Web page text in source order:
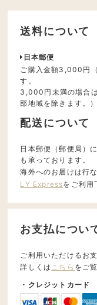
送料について
日本郵便
ご購入金額3,000円
す。
3,000円未満の場合
部地域を除きます。）
配送について
日本郵便（郵便局）
も承っております。
海外へのお届けは行
LY Expressをご利用
お支払につい
ご利用いただけるお
詳しくは こちら をご
・クレジットカード